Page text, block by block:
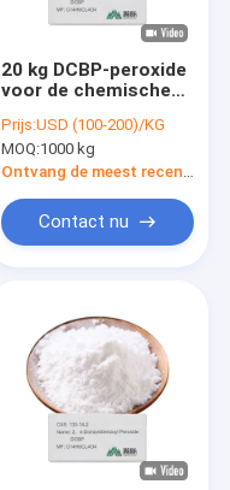
20 kg DCBP-peroxide
voor de chemische
Prijs:USD (100-200)/KG
MOQ:1000 kg
Contact nu